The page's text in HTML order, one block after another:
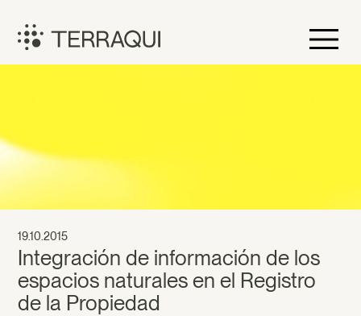
contenido
Terraqui
Integración de información de los
espacios naturales en el Registro
de la Propiedad
19.10.2015